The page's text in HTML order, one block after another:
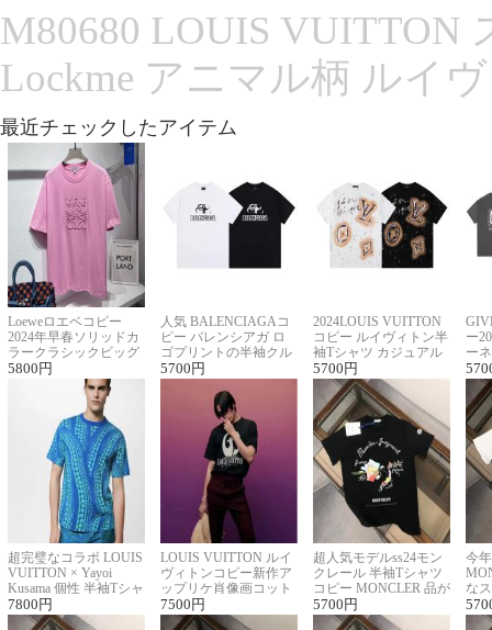
M80680 LOUIS VUITTON
Lockme アニマル柄 ルイ
最近チェックしたアイテム
Loeweロエベコピー
2024年早春ソリッドカ
ラークラシックビッグ
ロゴ刺繍Tシャツ
5800 円
人気 BALENCIAGAコ
ピー バレンシアガ ロ
ゴプリントの半袖クル
ーネックTシャツ
5700 円
2024LOUIS VUITTON
コピー ルイヴィトン半
袖Tシャツ カジュアル
に馴染む 2色展開
5700 円
ー
ー
ー
超完璧なコラボ LOUIS
VUITTON × Yayoi
Kusama 個性 半袖Tシャ
ツコピー男女兼用
7800 円
LOUIS VUITTON ルイ
ヴィトンコピー新作ア
ップリケ肖像画コット
ンニット半袖Tシャツ
7500 円
超人気モデルss24モン
クレール 半袖Tシャツ
コピー MONCLER 品が
良く見た目
5700 円
今
な
ル